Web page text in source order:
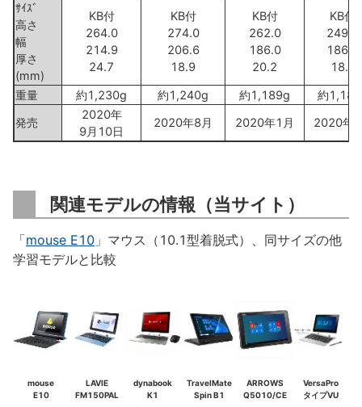
ｻｲｽﾞ
高さ
幅
厚さ
(mm)
KB付
264.0
214.9
24.7
KB付
274.0
206.6
18.9
KB付
262.0
186.0
20.2
KB付
249.0
186.7
18.7
重量 約1,230g 約1,240g 約1,189g
約
発売
2020年
9月10日
2020年8月 2020年1月 2020年
関連モデルの情報（当サイト）
「mouse E10 」マウス（10.1型着脱式）、同サイズの他
学習モデルと比較
mouse
E10
LAVIE
FM150PAL
dynabook
K1
TravelMate
Spin B1
ARROWS
Q5010/CE
VersaPro
タイプVU